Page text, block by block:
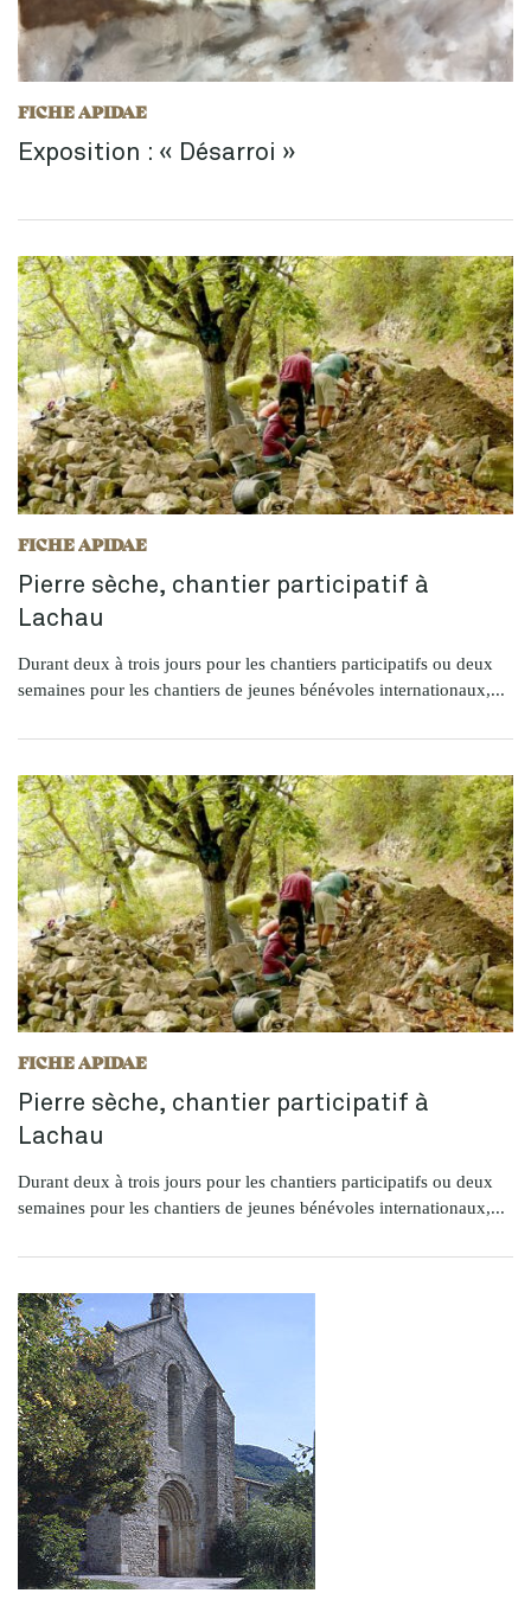
FICHE APIDAE
Exposition : « Désarroi »
FICHE APIDAE
Pierre sèche, chantier participatif à
Lachau
Durant deux à trois jours pour les chantiers participatifs ou deux
semaines pour les chantiers de jeunes bénévoles internationaux,...
FICHE APIDAE
Pierre sèche, chantier participatif à
Lachau
Durant deux à trois jours pour les chantiers participatifs ou deux
semaines pour les chantiers de jeunes bénévoles internationaux,...